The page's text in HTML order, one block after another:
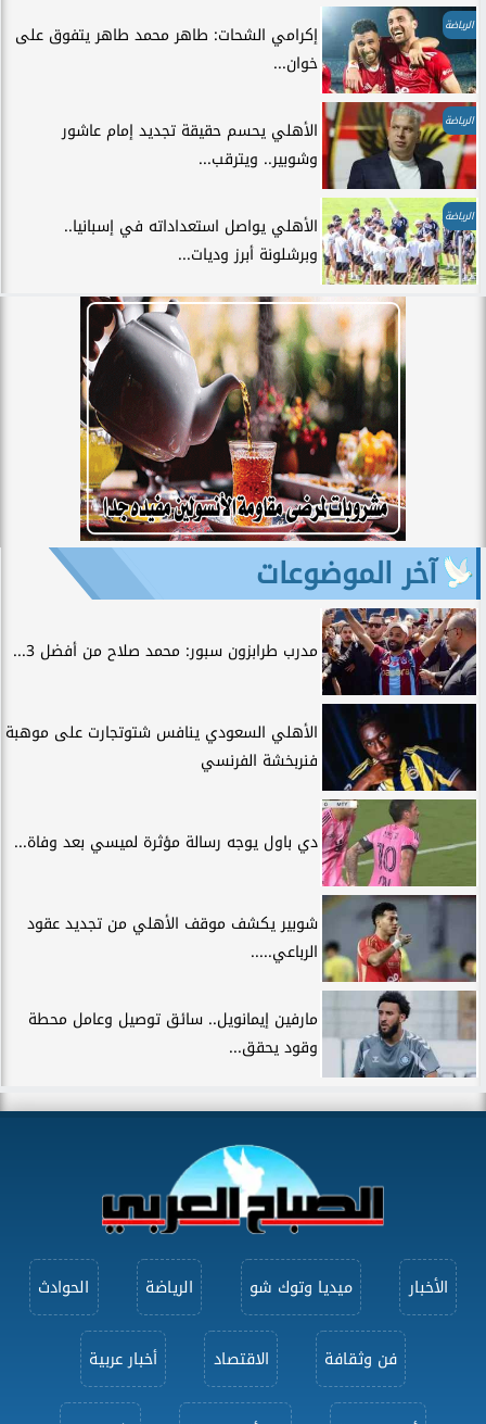
الرياضة
إكرامي الشحات: طاهر محمد طاهر يتفوق على
خوان...
الرياضة
الأهلي يحسم حقيقة تجديد إمام عاشور
وشوبير.. ويترقب...
الرياضة
الأهلي يواصل استعداداته في إسبانيا..
وبرشلونة أبرز وديات...
آخر الموضوعات
مدرب طرابزون سبور: محمد صلاح من أفضل 3...
الأهلي السعودي ينافس شتوتجارت على موهبة
فنربخشة الفرنسي
دي باول يوجه رسالة مؤثرة لميسي بعد وفاة...
شوبير يكشف موقف الأهلي من تجديد عقود
الرباعي.....
مارفين إيمانويل.. سائق توصيل وعامل محطة
وقود يحقق...
الأخبار ميديا وتوك شو الرياضة الحوادث
فن وثقافة الاقتصاد أخبار عربية